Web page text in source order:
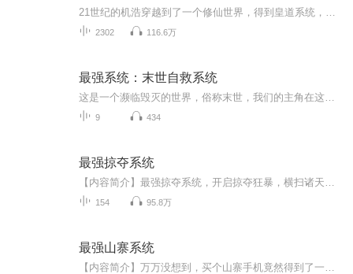
2302 116.6万
最强系统：末世自救系统
9 434
最强掠夺系统
154 95.8万
最强山寨系统